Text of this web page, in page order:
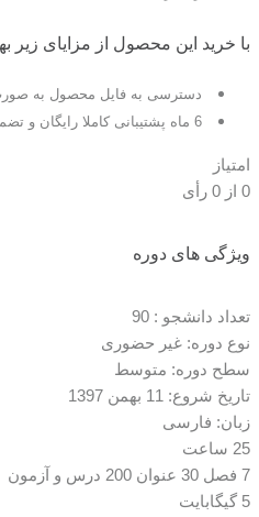
با خرید این محصول از مزایای زیر
دسترسی به فایل محصول به صورت
امتیاز
0 از 0 رأی
ویژگی های دوره
تعداد دانشجو : 90
نوع دوره: غیر حضوری
سطح دوره: متوسط
تاریخ شروع: 11 بهمن 1397
زبان: فارسی
25 ساعت
7 فصل 30 عنوان 200 درس و آزمون
5 گیگابایت